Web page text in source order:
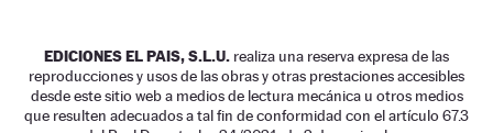
EDICIONES EL PAIS, S.L.U. realiza una reserva expresa de las
reproducciones y usos de las obras y otras prestaciones accesibles
desde este sitio web a medios de lectura mecánica u otros medios
que resulten adecuados a tal fin de conformidad con el artículo 67.3